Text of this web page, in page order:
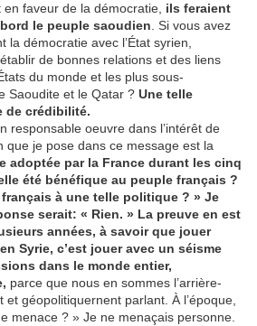
faveur de la démocratie, ils feraient
le peuple saoudien . Si vous avez
la démocratie avec l’État syrien,
de bonnes relations et des liens
du monde et les plus sous-
Saoudite et le Qatar ? Une telle
de crédibilité.
responsable oeuvre dans l’intérêt de
que je pose dans ce message est la
adoptée par la France durant les cinq
été bénéfique au peuple français ?
français à une telle politique ? » Je
serait: « Rien. » La preuve en est
années, à savoir que jouer
Syrie, c’est jouer avec un séisme
dans le monde entier,
parce que nous en sommes l’arrière-
géopolitiquernent parlant. À l’époque,
menace ? » Je ne menaçais personne.